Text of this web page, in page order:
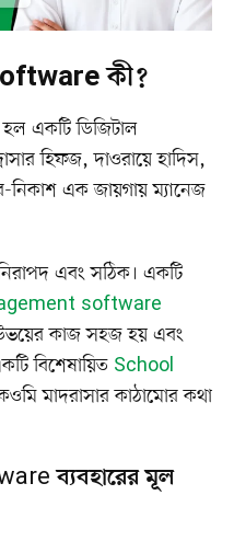
কী?
হল একটি ডিজিটাল
হিফজ, দাওরায়ে হাদিস,
নিকাশ এক জায়গায় ম্যানেজ
এবং সঠিক। একটি
software
উভয়ের কাজ সহজ হয় এবং
বিশেষায়িত School
মাদরাসার কাঠামোর কথা
ব্যবহারের মূল